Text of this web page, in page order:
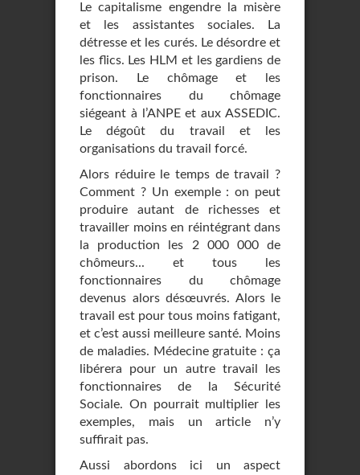
Le capitalisme engendre la misère
et les assistantes sociales. La
détresse et les curés. Le désordre et
les flics. Les HLM et les gardiens de
prison. Le chômage et les
fonctionnaires du chômage
siégeant à l’ANPE et aux ASSEDIC.
Le dégoût du travail et les
organisations du travail forcé.
Alors réduire le temps de travail ?
Comment ? Un exemple : on peut
produire autant de richesses et
travailler moins en réintégrant dans
la production les 2 000 000 de
chômeurs... et tous les
fonctionnaires du chômage
devenus alors désœuvrés. Alors le
travail est pour tous moins fatigant,
et c’est aussi meilleure santé. Moins
de maladies. Médecine gratuite : ça
libérera pour un autre travail les
fonctionnaires de la Sécurité
Sociale. On pourrait multiplier les
exemples, mais un article n’y
suffirait pas.
Aussi abordons ici un aspect